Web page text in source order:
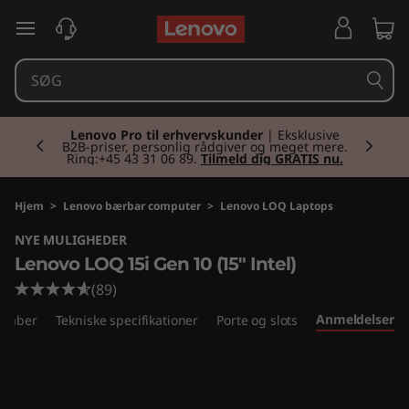
e
n
v
o
L
O
Q
spring til hovedindhold
Lenovo Pro til erhvervskunder| Eksklusive
B2B-priser, personlig rådgiver og meget mere.
Ring:+45 43 31 06 89. Tilmeld dig GRATIS nu.
Currently displaying item 2 of 2
Hjem > Lenovo bærbar computer > Lenovo LOQ Laptops
NYE MULIGHEDER
Lenovo LOQ 15i Gen 10 (15" Intel)
(89)
Tekniske specifikationer Porte og slots Anmeldelser